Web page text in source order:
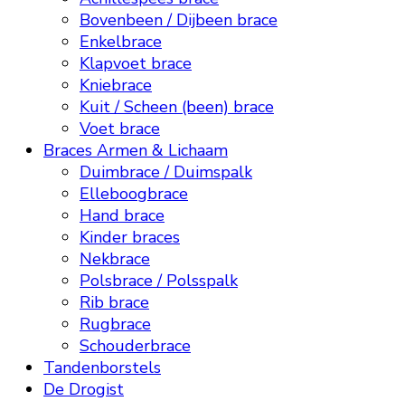
Bovenbeen / Dijbeen brace
Enkelbrace
Klapvoet brace
Kniebrace
Kuit / Scheen (been) brace
Voet brace
Braces Armen & Lichaam
Duimbrace / Duimspalk
Elleboogbrace
Hand brace
Kinder braces
Nekbrace
Polsbrace / Polsspalk
Rib brace
Rugbrace
Schouderbrace
Tandenborstels
De Drogist